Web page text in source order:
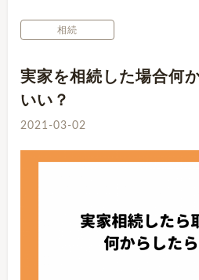
相続
実家を相続した場合何
いい？
2021-03-02